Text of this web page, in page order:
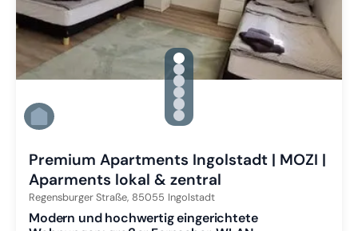
gallery.slide_selector
Zu Slide 1 wechseln
Zu Slide 2 wechseln
Zu Slide 3 wechseln
Zu Slide 4 wechseln
Zu Slide 5 wechseln
Zu Slide 6 wechseln
Premium Apartments Ingolstadt | MOZI |
Aparments lokal & zentral
Regensburger Straße, 85055 Ingolstadt
Modern und hochwertig eingerichtete